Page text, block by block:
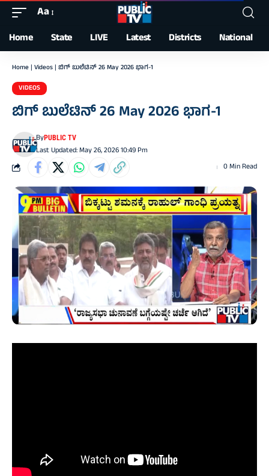
Font
Resizer
Aa
Home State LIVE Latest Districts National
Home | Videos | ಬಿಗ್‌ ಬುಲೆಟಿನ್‌ 26 May 2026 ಭಾಗ-1
VIDEOS
ಬಿಗ್‌ ಬುಲೆಟಿನ್‌ 26 May 2026 ಭಾಗ-1
Last Updated: May 26, 2026 10:49 Pm
ByPUBLIC TV
0 Min Read